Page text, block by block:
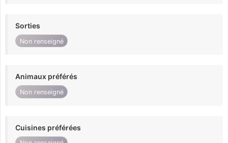
Sorties
Non renseigné
Animaux préférés
Non renseigné
Cuisines préférées